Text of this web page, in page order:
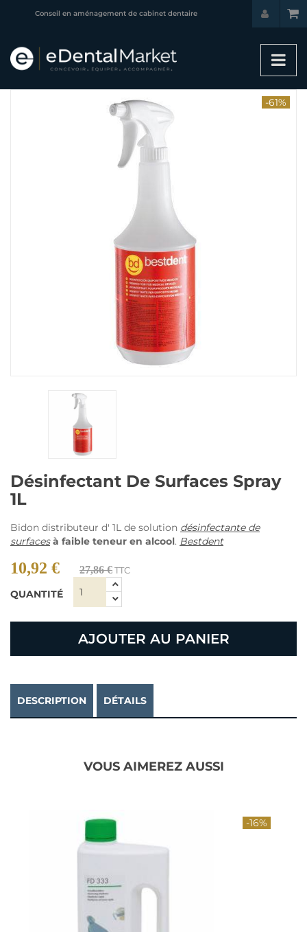
Conseil en aménagement de cabinet dentaire
-61%
Désinfectant De Surfaces Spray
1L
Bidon distributeur d' 1L de solution désinfectante de
surfaces à faible teneur en alcool. Bestdent
10,92 € 27,86 €TTC
QUANTITÉ
AJOUTER AU PANIER
DESCRIPTION DÉTAILS
VOUS AIMEREZ AUSSI
-16%